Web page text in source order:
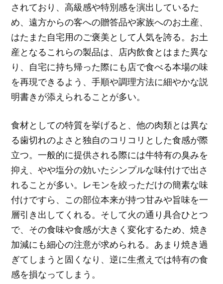
されており、高級感や特別感を演出しているた
め、遠方からの客への贈答品や家族へのお土産、
はたまた自宅用のご褒美として人気を誇る。お土
産となるこれらの製品は、店内飲食とはまた異な
り、自宅に持ち帰った際にも店で食べる本場の味
を再現できるよう、手順や調理方法に細やかな説
明書きが添えられることが多い。
食材としての特質を挙げると、他の肉類とは異な
る歯切れのよさと独自のコリコリとした食感が際
立つ。一般的に提供される際には牛特有の臭みを
抑え、やや塩分の効いたシンプルな味付けで出さ
れることが多い。レモンを絞っただけの簡素な味
付けですら、この部位本来が持つ甘みや旨味を一
層引き出してくれる。そして火の通り具合ひとつ
で、その食味や食感が大きく変化するため、焼き
加減にも細心の注意が求められる。あまり焼き過
ぎてしまうと固くなり、逆に生煮えでは特有の食
感を損なってしまう。